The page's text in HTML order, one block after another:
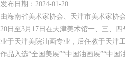
发布日期：2024-01-20
由海南省美术家协会、天津市美术家协
20日至3月17日在天津美术馆一、三、
业于天津美院油画专业，后任教于天津
作品入选“全国美展”“中国油画展”“中国